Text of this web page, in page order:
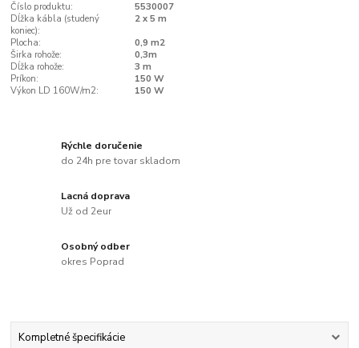
Číslo produktu:
5530007
Dĺžka kábla (studený
koniec):
2 x 5 m
Plocha:
0,9 m2
Širka rohože:
0,3m
Dĺžka rohože:
3 m
Príkon:
150 W
Výkon LD 160W/m2:
150 W
Rýchle doručenie
do 24h pre tovar skladom
Lacná doprava
Už od 2eur
Osobný odber
okres Poprad
Kompletné špecifikácie